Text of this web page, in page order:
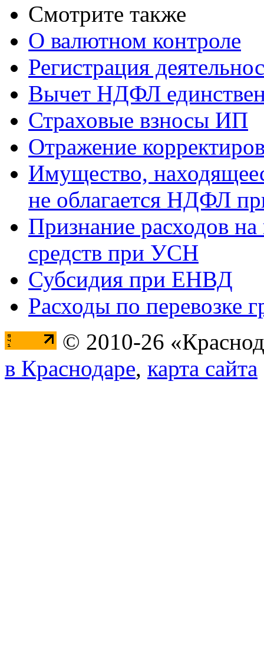
Смотрите также
О валютном контроле
Регистрация
Вычет НДФЛ
Страховые взносы ИП
Отражение
Имущество,
не облагается НДФЛ
Признание расходов
средств при УСН
Субсидия при ЕНВД
Расходы по перевозке
© 2010-26
в Краснодаре, карта сайта